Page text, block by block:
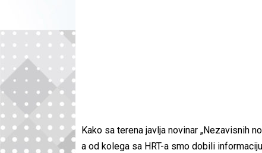
Kako sa terena javlja novinar „Nezavisnih
a od kolega sa HRT-a smo dobili